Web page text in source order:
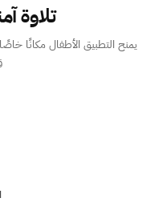
تلاوة
يمنح التطبيق الأطفال مكانًا